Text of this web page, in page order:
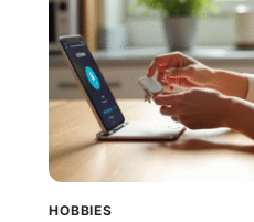
HOBBIES